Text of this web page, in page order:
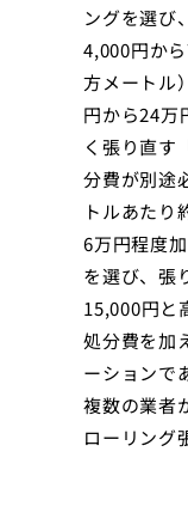
ングを選び
4,000円か
方メートル
円から24万
く張り直す
分費が別途
トルあた
6万円程度
を選び、張
15,000円と
処分費を加
ーションで
複数の業者
ローリング